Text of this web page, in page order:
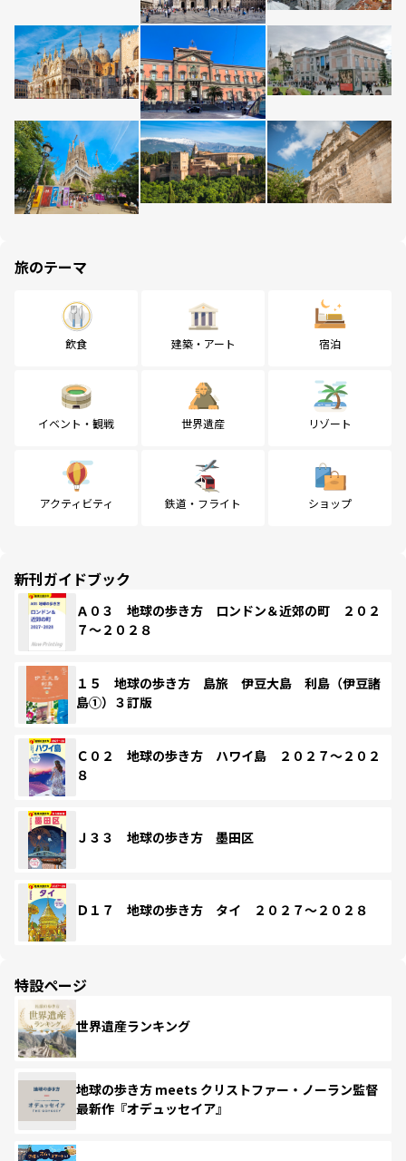
旅のテーマ
飲食 建築・アート 宿泊
イベント・観戦 世界遺産 リゾート
アクティビティ 鉄道・フライト ショップ
新刊ガイドブック
Ａ０３ 地球の歩き方 ロンドン＆近郊の町 ２０２
７～２０２８
１５ 地球の歩き方 島旅 伊豆大島 利島（伊豆諸
島①）３訂版
Ｃ０２ 地球の歩き方 ハワイ島 ２０２７～２０２
８
Ｊ３３ 地球の歩き方 墨田区
Ｄ１７ 地球の歩き方 タイ ２０２７～２０２８
特設ページ
世界遺産ランキング
地球の歩き方 meets クリストファー・ノーラン監督
最新作『オデュッセイア』